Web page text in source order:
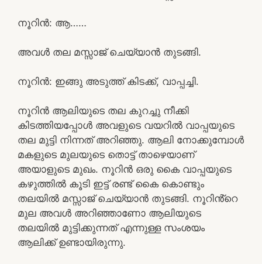
നൂറിൻ: ആ……
അവൾ തല മസ്സാജ് ചെയ്യാൻ തുടങ്ങി.
നൂറിൻ: ഇങ്ങു അടുത്ത് കിടക്ക്, വാപ്പച്ചി.
നൂറിൻ ആലിയുടെ തല കുറച്ചു നീക്കി
കിടത്തിയപ്പോൾ അവളുടെ വയറിൽ വാപ്പയുടെ
തല മുട്ടി നിന്നത് അറിഞ്ഞു. ആലി നോക്കുമ്പോൾ
മകളുടെ മുലയുടെ തൊട്ട് താഴെയാണ്
അയാളുടെ മുഖം. നൂറിൻ ഒരു കൈ വാപ്പയുടെ
കഴുത്തിൽ കൂടി ഇട്ട് രണ്ട് കൈ കൊണ്ടും
തലയിൽ മസ്സാജ് ചെയ്യാൻ തുടങ്ങി. നൂറിൻ്റെ
മുല അവൾ അറിഞ്ഞാണോ ആലിയുടെ
തലയിൽ മുട്ടിക്കുന്നത് എന്നുള്ള സംശയം
ആലിക്ക് ഉണ്ടായിരുന്നു.